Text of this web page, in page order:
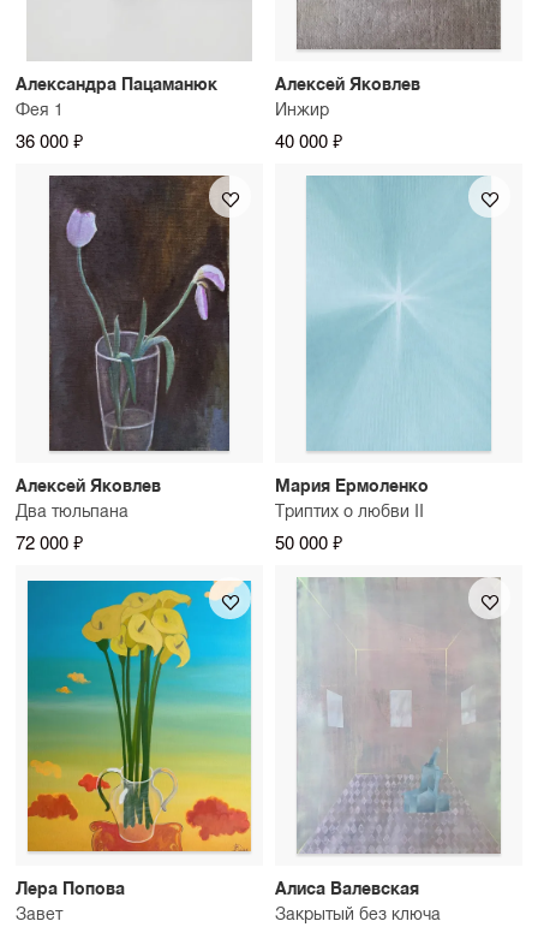
Александра Пацаманюк
Фея 1
36 000 ₽
Алексей Яковлев
Инжир
40 000 ₽
Алексей Яковлев
Два тюльпана
72 000 ₽
Мария Ермоленко
Триптих о любви II
50 000 ₽
Лера Попова
Завет
Алиса Валевская
Закрытый без ключа